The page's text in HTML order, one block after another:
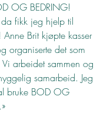
OG BEDRING!
fikk jeg hjelp til
Brit kjøpte kasser
organiserte det som
arbeidet sammen og
samarbeid. Jeg
bruke BOD OG